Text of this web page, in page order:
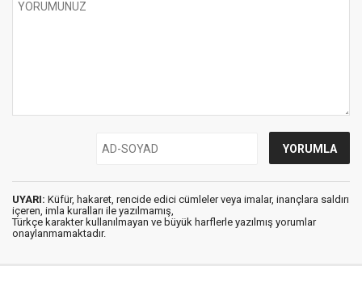
UYARI: Küfür, hakaret, rencide edici cümleler veya imalar, inançlara saldırı
içeren, imla kuralları ile yazılmamış,
Türkçe karakter kullanılmayan ve büyük harflerle yazılmış yorumlar
onaylanmamaktadır.